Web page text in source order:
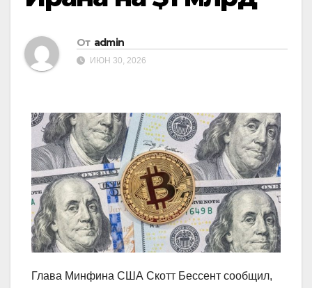
От admin
ИЮН 30, 2026
Глава Минфина США Скотт Бессент сообщил,